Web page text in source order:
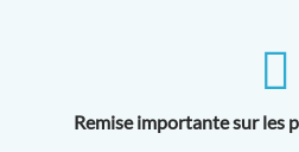
Remise importante sur les